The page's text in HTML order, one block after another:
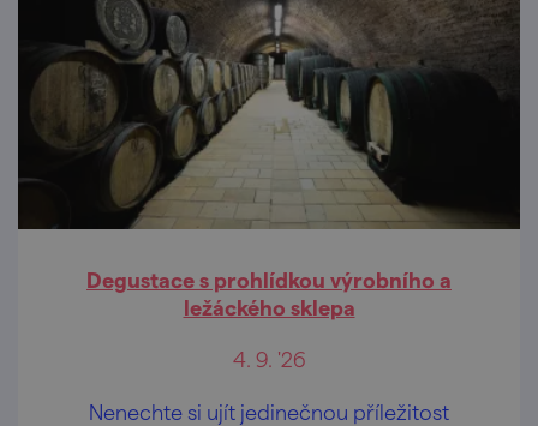
Degustace s prohlídkou výrobního a
ležáckého sklepa
4. 9. '26
Nenechte si ujít jedinečnou příležitost